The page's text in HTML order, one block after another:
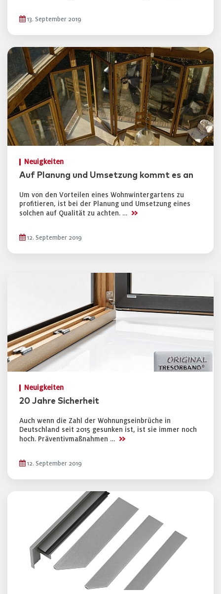
13. September 2019
Neuigkeiten
Auf Planung und Umsetzung kommt es an
Um von den Vorteilen eines Wohnwintergartens zu
profitieren, ist bei der Planung und Umsetzung eines
solchen auf Qualität zu achten. … >>
12. September 2019
Neuigkeiten
20 Jahre Sicherheit
Auch wenn die Zahl der Wohnungseinbrüche in
Deutschland seit 2015 gesunken ist, ist sie immer noch
hoch. Präventivmaßnahmen … >>
12. September 2019